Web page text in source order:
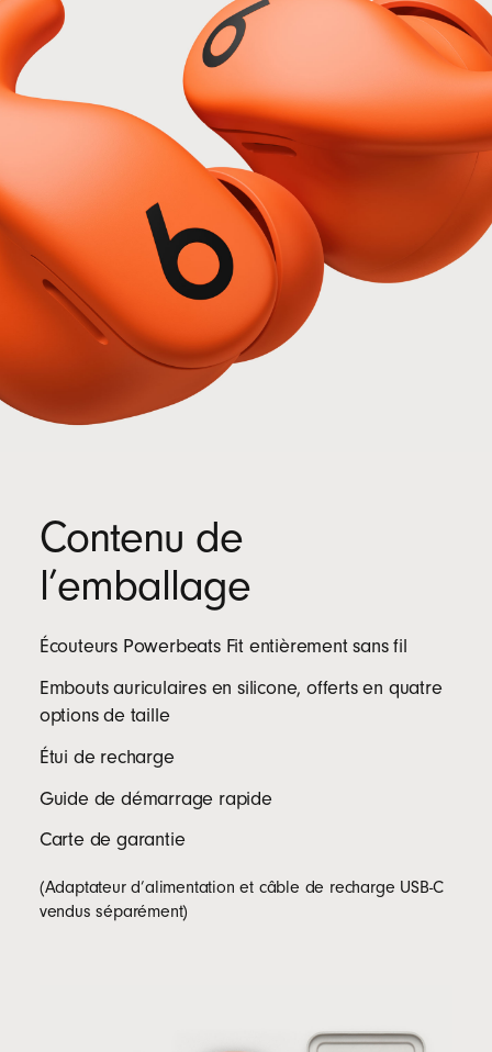
Contenu de
l’emballage
Écouteurs Powerbeats Fit entièrement sans fil
Embouts auriculaires en silicone, offerts en quatre
options de taille
Étui de recharge
Guide de démarrage rapide
Carte de garantie
(Adaptateur d’alimentation et câble de recharge USB-C
vendus séparément)